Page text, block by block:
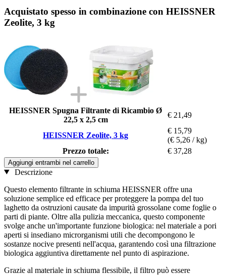
Acquistato spesso in combinazione con HEISSNER
Zeolite, 3 kg
HEISSNER Spugna Filtrante di Ricambio Ø
22,5 x 2,5 cm
€ 21,49
HEISSNER Zeolite, 3 kg
€ 15,79
(€ 5,26 / kg)
Prezzo totale:
€ 37,28
Aggiungi entrambi nel carrello
Descrizione
Questo elemento filtrante in schiuma HEISSNER offre una
soluzione semplice ed efficace per proteggere la pompa del tuo
laghetto da ostruzioni causate da impurità grossolane come foglie o
parti di piante. Oltre alla pulizia meccanica, questo componente
svolge anche un'importante funzione biologica: nel materiale a pori
aperti si insediano microrganismi utili che decompongono le
sostanze nocive presenti nell'acqua, garantendo così una filtrazione
biologica aggiuntiva direttamente nel punto di aspirazione.
Grazie al materiale in schiuma flessibile, il filtro può essere